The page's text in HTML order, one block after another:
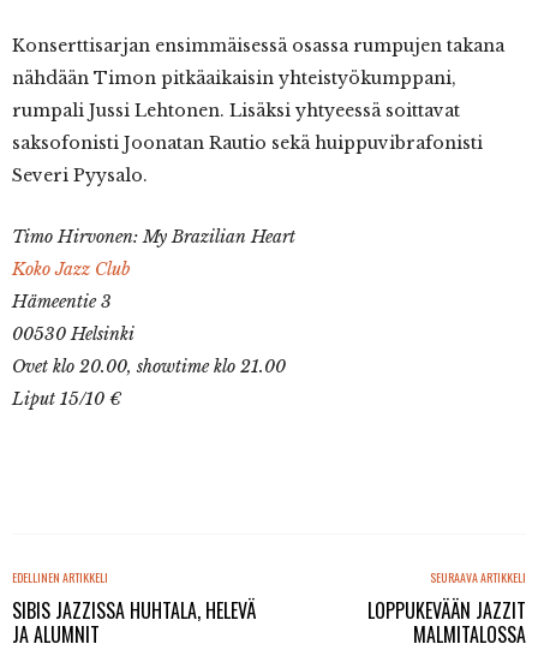
Konserttisarjan ensimmäisessä osassa rumpujen takana
nähdään Timon pitkäaikaisin yhteistyökumppani,
rumpali Jussi Lehtonen. Lisäksi yhtyeessä soittavat
saksofonisti Joonatan Rautio sekä huippuvibrafonisti
Severi Pyysalo.
Timo Hirvonen: My Brazilian Heart
Koko Jazz Club
Hämeentie 3
00530 Helsinki
Ovet klo 20.00, showtime klo 21.00
Liput 15/10 €
EDELLINEN ARTIKKELI
SIBIS JAZZISSA HUHTALA, HELEVÄ
JA ALUMNIT
SEURAAVA ARTIKKELI
LOPPUKEVÄÄN JAZZIT
MALMITALOSSA